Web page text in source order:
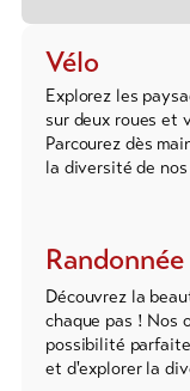
Vélo
Explorez les
sur deux roues et
Parcourez dès
la diversité de
Randonnée
Découvrez la
chaque pas ! Nos
possibilité
et d'explorer la